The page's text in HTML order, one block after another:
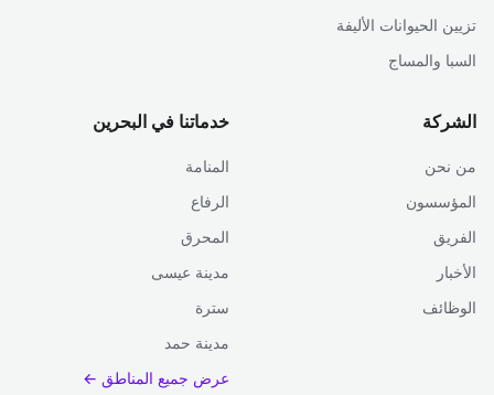
تزيين الحيوانات الأليفة
السبا والمساج
الشركة
من نحن
المؤسسون
الفريق
الأخبار
الوظائف
خدماتنا في البحرين
المنامة
الرفاع
المحرق
مدينة عيسى
سترة
مدينة حمد
عرض جميع المناطق ←